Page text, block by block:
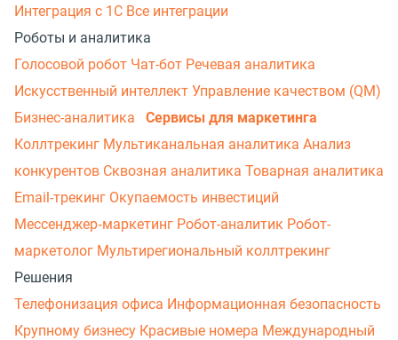
Интеграция с 1С Все интеграции
Роботы и аналитика
Голосовой робот Чат-бот Речевая аналитика
Искусственный интеллект Управление качеством (QM)
Бизнес-аналитика
Сервисы для маркетинга
Коллтрекинг Мультиканальная аналитика Анализ
конкурентов Сквозная аналитика Товарная аналитика
Email-трекинг Окупаемость инвестиций
Мессенджер‑маркетинг Робот-аналитик Робот-
маркетолог Мультирегиональный коллтрекинг
Решения
Телефонизация офиса Информационная безопасность
Крупному бизнесу Красивые номера Международный